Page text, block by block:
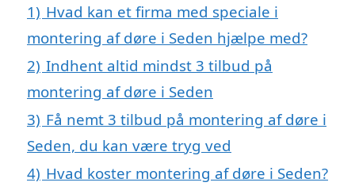
1) Hvad kan et firma med speciale i
montering af døre i Seden hjælpe med?
2) Indhent altid mindst 3 tilbud på
montering af døre i Seden
3) Få nemt 3 tilbud på montering af døre i
Seden, du kan være tryg ved
4) Hvad koster montering af døre i Seden?